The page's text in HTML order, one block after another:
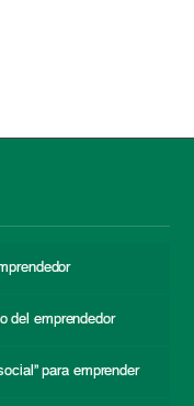
del emprendedor
para emprender